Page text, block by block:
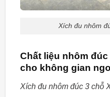
Xích đu nhôm
Chất liệu nhôm
cho không gian
Xích đu nhôm đúc 3 chỗ